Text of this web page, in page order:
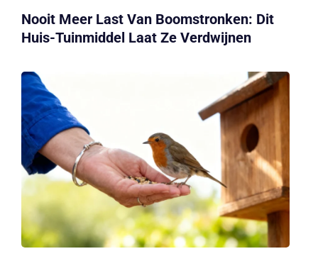
Nooit Meer Last Van Boomstronken: Dit
Huis-Tuinmiddel Laat Ze Verdwijnen